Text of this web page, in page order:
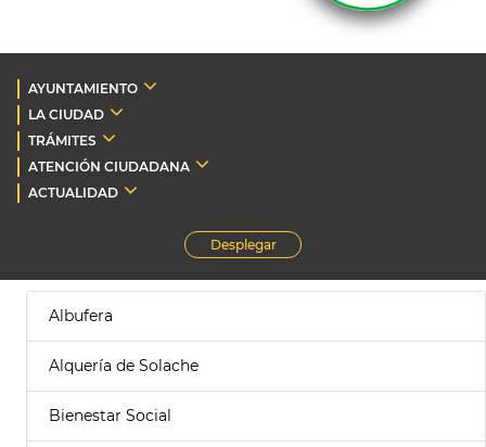
AYUNTAMIENTO
LA CIUDAD
TRÁMITES
ATENCIÓN CIUDADANA
ACTUALIDAD
Desplegar
Albufera
Alquería de Solache
Bienestar Social